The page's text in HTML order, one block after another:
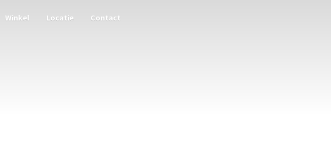
Winkel Locatie Contact